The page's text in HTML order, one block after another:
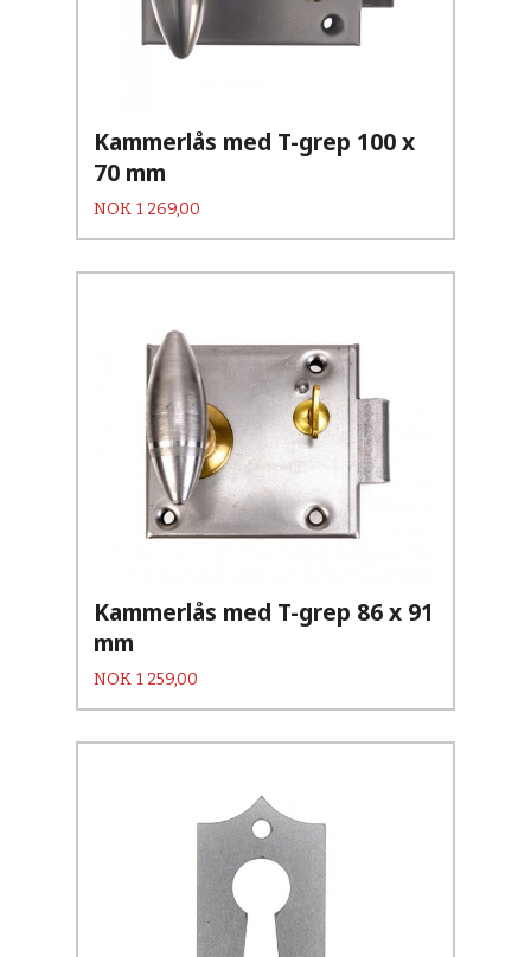
Kammerlås med T-grep 100 x
70 mm
Pris
NOK 1 269,00
Kammerlås med T-grep 86 x 91
mm
Pris
NOK 1 259,00